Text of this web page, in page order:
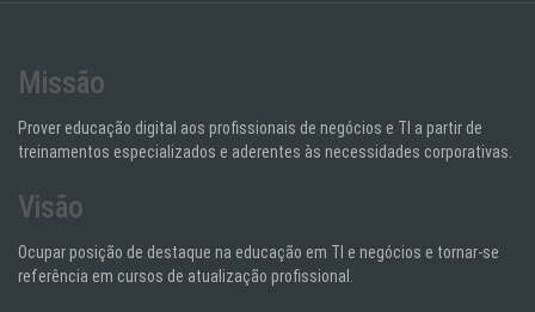
Missão
Prover educação digital aos profissionais de negócios e TI a partir de
treinamentos especializados e aderentes às necessidades corporativas.
Visão
Ocupar posição de destaque na educação em TI e negócios e tornar-se
referência em cursos de atualização profissional.